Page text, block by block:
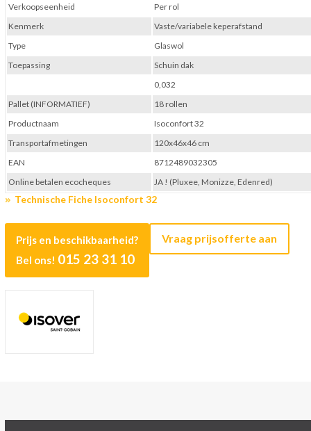
Technische Fiche Isoconfort 32
Prijs en beschikbaarheid?
Bel ons! 015 23 31 10
Vraag prijsofferte aan
Verkoopseenheid
Per rol
Kenmerk
Vaste/variabele keperafstand
Type
Glaswol
Toepassing
Schuin dak
0,032
Pallet (INFORMATIEF)
18 rollen
Productnaam
Isoconfort 32
Transportafmetingen
120x46x46 cm
EAN
8712489032305
Online betalen ecocheques
JA ! (Pluxee, Monizze, Edenred)